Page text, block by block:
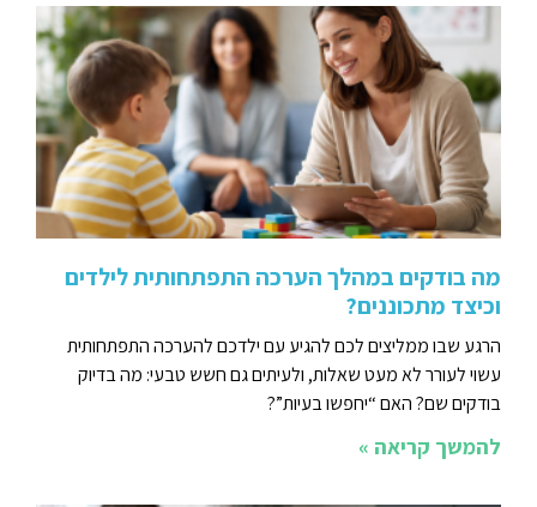
מה בודקים במהלך הערכה התפתחותית לילדים
וכיצד מתכוננים?
הרגע שבו ממליצים לכם להגיע עם ילדכם להערכה התפתחותית
עשוי לעורר לא מעט שאלות, ולעיתים גם חשש טבעי: מה בדיוק
בודקים שם? האם “יחפשו בעיות”?
להמשך קריאה »